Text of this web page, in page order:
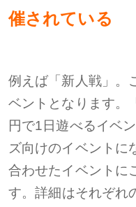
催されている
例えば「新人戦」。
ベントとなります。
円で1日遊べるイベ
ズ向けのイベントに
合わせたイベントに
す。詳細はそれぞれ